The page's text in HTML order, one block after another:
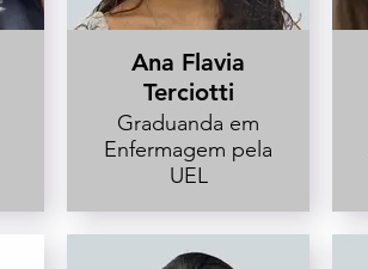
Ana Flavia
Terciotti
Graduanda em
Enfermagem pela
UEL